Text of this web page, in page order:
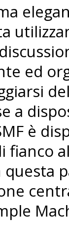
ed
a
è
fianco